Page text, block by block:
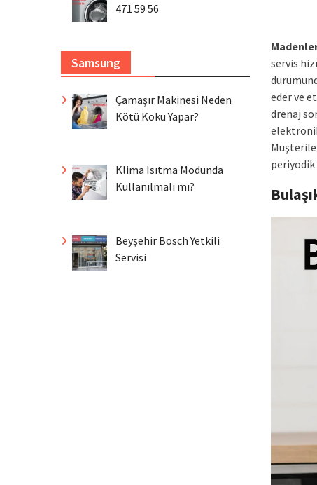
servis
eder ve
drenaj
471 59 56
Samsung
Çamaşır Makinesi Neden
Kötü Koku Yapar?
Klima Isıtma Modunda
Kullanılmalı mı?
Beyşehir Bosch Yetkili
Servisi